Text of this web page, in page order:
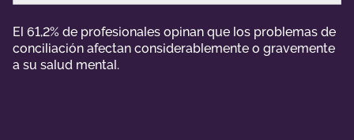
El 61,2% de profesionales opinan que los problemas de
conciliación afectan considerablemente o gravemente
a su salud mental.